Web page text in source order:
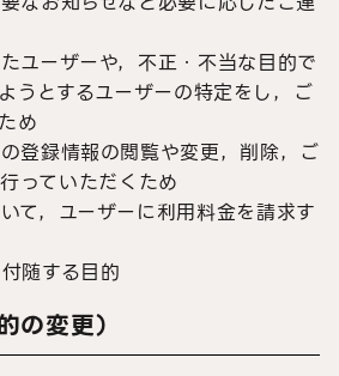
ユーザーや，不正・不当な目的で
うとするユーザーの特定をし，ご
め
登録情報の閲覧や変更，削除，ご
っていただくため
て，ユーザーに利用料金を請求す
随する目的
の変更）